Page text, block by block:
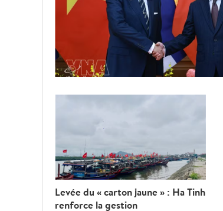
Levée du « carton jaune » : Ha Tinh
renforce la gestion